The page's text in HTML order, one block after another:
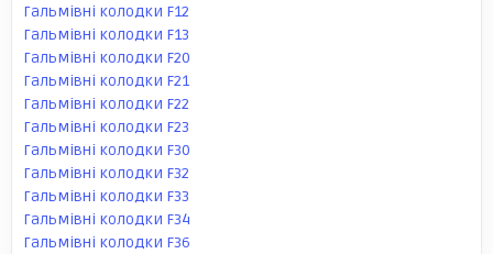
Гальмівні колодки F12
Гальмівні колодки F13
Гальмівні колодки F20
Гальмівні колодки F21
Гальмівні колодки F22
Гальмівні колодки F23
Гальмівні колодки F30
Гальмівні колодки F32
Гальмівні колодки F33
Гальмівні колодки F34
Гальмівні колодки F36